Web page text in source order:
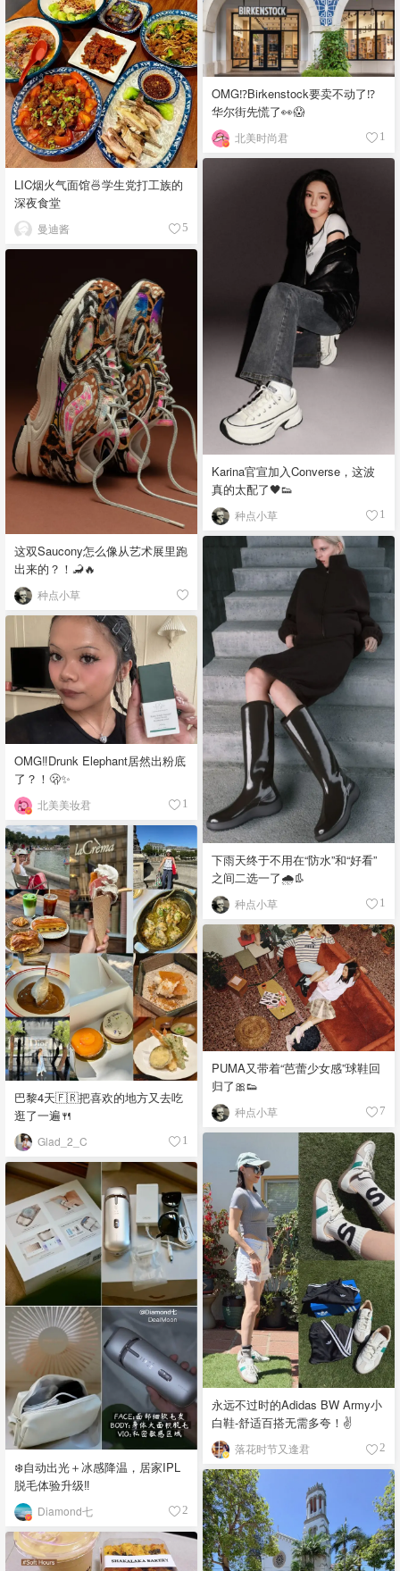
LIC烟火气面馆🍜学生党打工族的
深夜食堂
曼迪酱 5
OMG⁉️Birkenstock要卖不动了⁉
华尔街先慌了👀😱
北美时尚君 1
Karina官宣加入Converse，这波
真的太配了🖤👟
种点小草 1
这双Saucony怎么像从艺术展里跑
出来的？！🦂🔥
种点小草
下雨天终于不用在“防水”和“好看”
之间二选一了🌧️👢
种点小草 1
OMG‼️Drunk Elephant居然出粉底
了？！🫢✨
北美美妆君 1
巴黎4天🇫🇷把喜欢的地方又去吃
逛了一遍🍴
Glad_2_C 1
PUMA又带着“芭蕾少女感”球鞋回
归了🎀👟
种点小草 7
永远不过时的Adidas BW Army小
白鞋-舒适百搭无需多夸！✌️
落花时节又逢君 2
❄️自动出光＋冰感降温，居家IPL
脱毛体验升级‼️
Diamond七 2